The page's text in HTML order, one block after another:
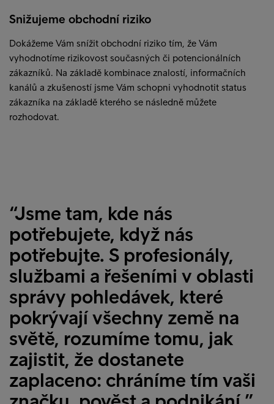
Snižujeme obchodní riziko
Dokážeme Vám snížit obchodní riziko tím, že Vám
vyhodnotíme rizikovost současných či potencionálních
zákazníků. Na základě kombinace znalostí, informačních
kanálů a zkušeností jsme Vám schopni vyhodnotit status
zákazníka na základě kterého se následně můžete
rozhodovat.
“Jsme tam, kde nás
potřebujete, když nás
potřebujte. S profesionály,
službami a řešeními v oblasti
správy pohledávek, které
pokrývají všechny země na
světě, rozumíme tomu, jak
zajistit, že dostanete
zaplaceno: chráníme tím vaši